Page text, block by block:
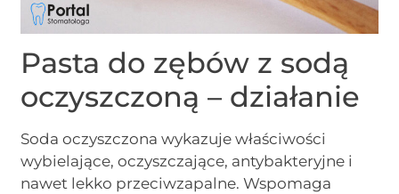
Pasta do zębów z sodą
oczyszczoną – działanie
Soda oczyszczona wykazuje właściwości
wybielające, oczyszczające, antybakteryjne i
nawet lekko przeciwzapalne. Wspomaga